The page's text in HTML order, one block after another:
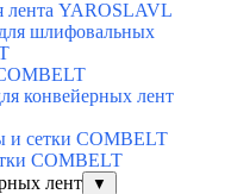
лента YAROSLAVL
шлифовальных
конвейерных лент
и сетки COMBELT
COMBELT
лент
▼